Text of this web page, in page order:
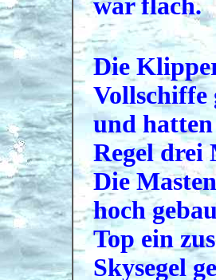
war flach.
Die
Vollschiffe
und
Regel drei
Die
hoch
Top ein
Skysegel